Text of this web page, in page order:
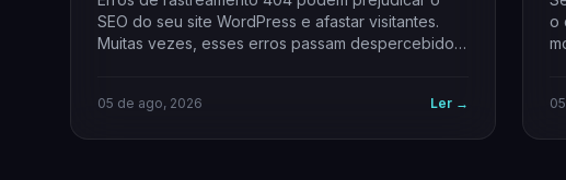
SEO do seu site WordPress e afastar visitantes.
Muitas vezes, esses erros passam despercebidos,
05 de ago, 2026 Ler →
o